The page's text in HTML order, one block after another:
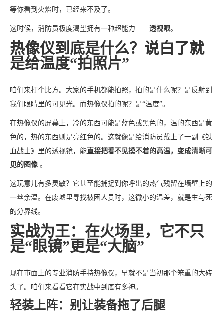
等你看到火焰时，已经来不及了。
这时候，消防员极度渴望拥有一种超能力——透视眼。
热像仪到底是什么？说白了就
是给温度“拍照片”
咱们来打个比方。大家的手机都能拍照，拍的是什么呢？是反射到
我们眼睛里的可见光。而热像仪拍的呢？是“温度”。
在热像仪的屏幕上，冷的东西可能是蓝色或黑色的，温的东西是黄
色的，热的东西则是亮红色的。这就像是给消防员戴上了一副《铁
血战士》里的透视镜，能直接把看不见摸不着的高温，变成清晰可
见的图像 。
这玩意儿有多灵敏？它甚至能捕捉到你呼出的热气残留在墙壁上的
一丝余温。在废墟里寻找被困人员时，这微小的温差，就是生与死
的分界线。
实战为王：在火场里，它不只
是“眼镜”更是“大脑”
现在市面上的专业消防手持热像仪，早就不是当初那个笨重的大砖
头了。咱们来看看它在实战中到底有多神。
轻装上阵：别让装备拖了后腿